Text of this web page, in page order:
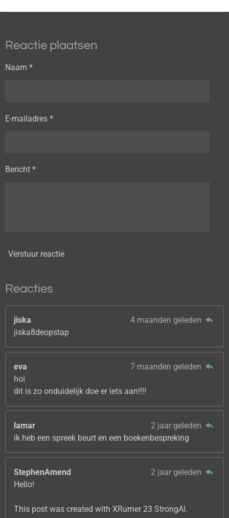
Reactie plaatsen
Naam *
E-mailadres *
Bericht *
Verstuur reactie
Reacties
jiska
4 maanden geleden
jiska8deopstap
eva
7 maanden geleden
hoi
dit is zo onduidelijk doe er iets aan!!!!
lamar
2 jaar geleden
ik heb een spreek beurt en een boekenbespreking
StephenAmend
2 jaar geleden
Hello!
This post was created with XRumer 23 StrongAI.